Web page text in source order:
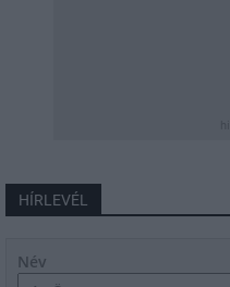
HÍRLEVÉL
Név